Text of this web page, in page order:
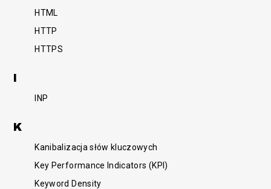
HTML
HTTP
HTTPS
I
INP
K
Kanibalizacja słów kluczowych
Key Performance Indicators (KPI)
Keyword Density